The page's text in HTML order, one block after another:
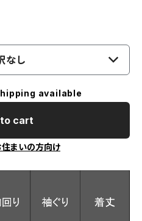
なし
available
cart
まいの方向け